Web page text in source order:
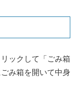
ックして「ごみ箱
み箱を開いて中身